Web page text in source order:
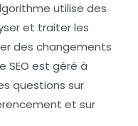
utilise des
et traiter les
des changements
SEO est géré à
questions sur
et sur